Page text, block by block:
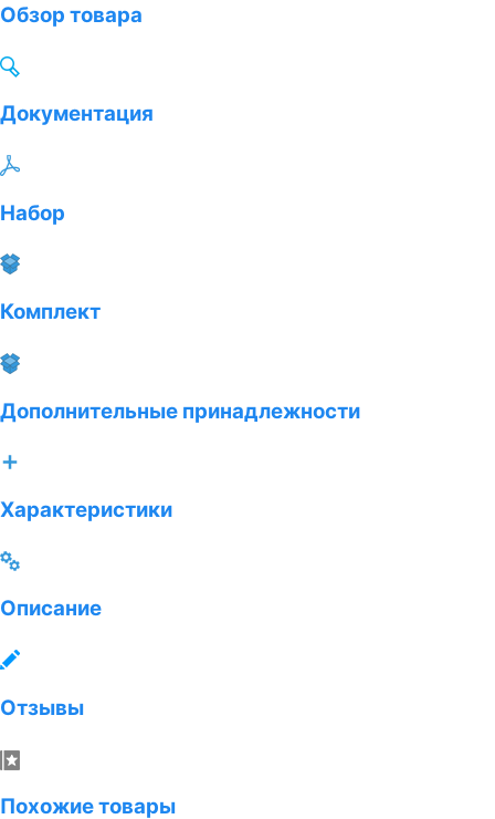
Обзор товара
Документация
Набор
Комплект
Дополнительные принадлежности
Характеристики
Описание
Отзывы
Похожие товары